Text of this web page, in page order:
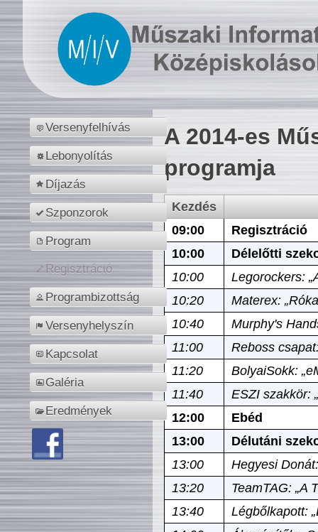
Versenyfelhívás
Lebonyolítás
Díjazás
Szponzorok
Program
Regisztráció
Programbizottság
Versenyhelyszín
Kapcsolat
Galéria
Eredmények
A 2014-es
programja
Kezdés
09:00
Regisztráció
10:00
Délelőtti
10:00
Legorockers:
10:20
Materex:
10:40
Murphy's
11:00
Reboss
11:20
BolyaiSokk:
11:40
ESZI szakkör:
12:00
Ebéd
13:00
Délutáni
13:00
Hegyesi
13:20
TeamTAG: „A
13:40
Légbőlkapott: